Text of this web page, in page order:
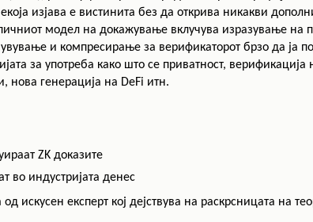
изјава е вистинита без да открива никакви
модел на докажување вклучува изразување на
и компресирање за верификаторот брзо да ја
за употреба како што се приватност, верификација
нова генерација на DeFi итн.
ZK доказите
во индустријата денес
искусен експерт кој дејствува на раскрсницата на